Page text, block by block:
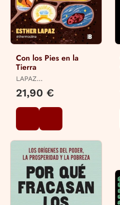
Con los Pies en la
Tierra
LAPAZ
ESTHER
21,90 €